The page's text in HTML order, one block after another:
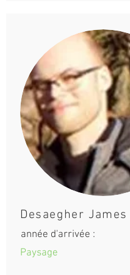
Desaegher James
année d'arrivée :
Paysage